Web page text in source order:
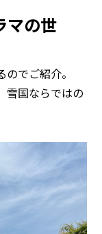
マの世
でご紹介。
雪国ならではの